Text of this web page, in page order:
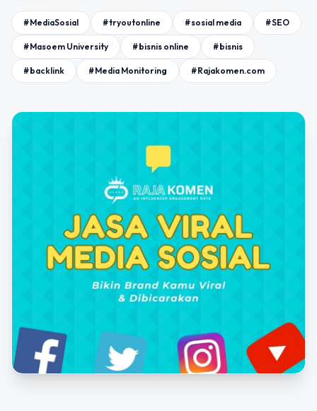
#MediaSosial #tryoutonline #sosial media #SEO
#Masoem University #bisnis online #bisnis
#backlink #Media Monitoring #Rajakomen.com